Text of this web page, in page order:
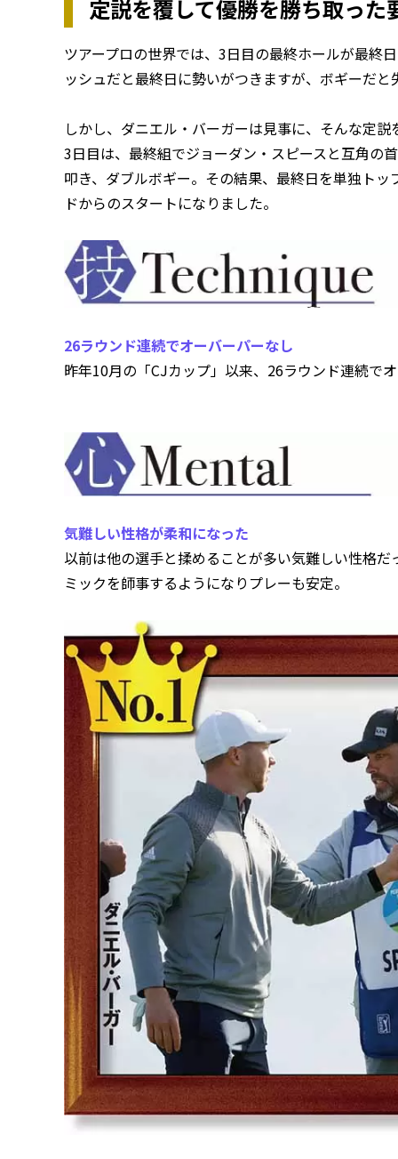
定説を覆して優勝を勝ち取った
ツアープロの世界では、3日目の最終ホールが最終
ッシュだと最終日に勢いがつきますが、ボギーだ
しかし、ダニエル・バーガーは見事に、そんな定
3日目は、最終組でジョーダン・スピースと互角の
叩き、ダブルボギー。その結果、最終日を単独ト
ドからのスタートになりました。
26ラウンド連続でオーバーパーなし
昨年10月の「CJカップ」以来、26ラウンド連続で
気難しい性格が柔和になった
以前は他の選手と揉めることが多い気難しい性格
ミックを師事するようになりプレーも安定。